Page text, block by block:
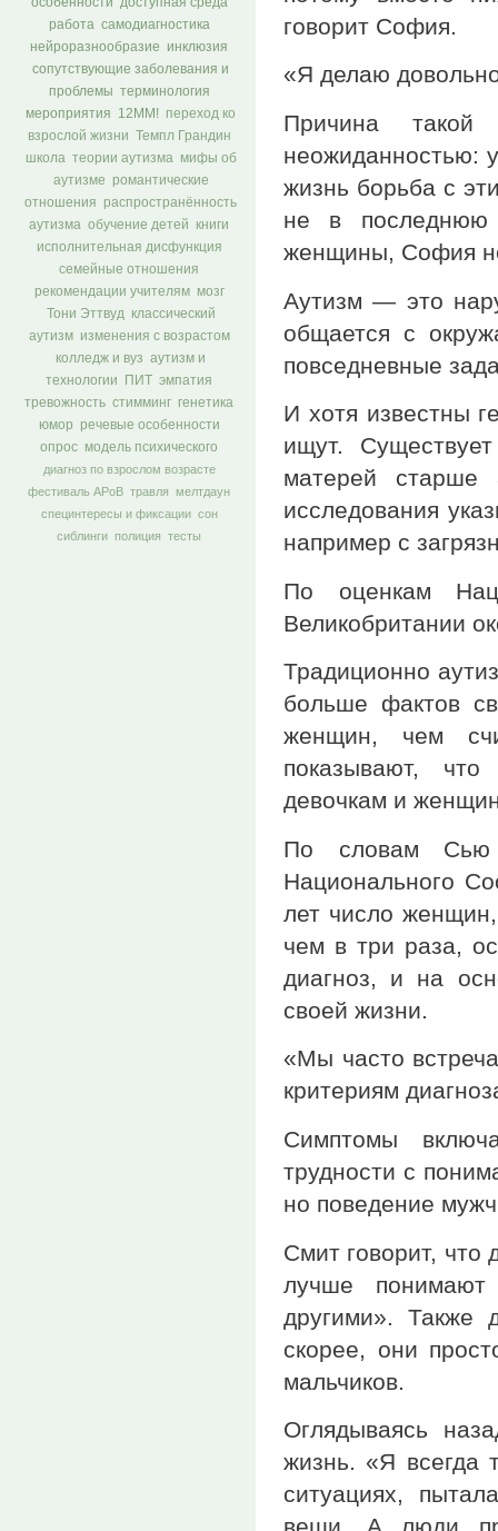
работа самодиагностика
нейроразнообразие инклюзия
сопутствующие заболевания и
проблемы терминология
мероприятия 12ММ! переход ко
взрослой жизни
Темпл Грандин
школа теории аутизма
мифы об
аутизме
романтические
отношения
распространённость
аутизма обучение детей
книги
исполнительная дисфункция
семейные отношения
рекомендации учителям
мозг
Тони Эттвуд
классический
аутизм
изменения с возрастом
колледж и вуз аутизм и
технологии
ПИТ
эмпатия
тревожность стимминг генетика
юмор
речевые особенности
опрос модель психического
диагноз по взрослом возрасте
фестиваль АРоВ травля мелтдаун
специнтересы и фиксации сон
сиблинги полиция тесты
говорит София.
«Я делаю
Причина такой
неожиданностью:
жизнь борьба с
не в последнюю
женщины, София
Аутизм — это
общается с
повседневные
И хотя известны
ищут.
матерей
исследования
например с
По оценкам
Великобритании
Традиционно
больше фактов
женщин, чем
показывают,
девочкам и
По словам Сью
Национального
лет число
чем в три раза,
диагноз, и на
своей жизни.
«Мы часто
критериям
Симптомы
трудности с
но поведение
Смит говорит, что
лучше
другими». Также
скорее, они
мальчиков.
Оглядываясь
жизнь. «Я всегда
ситуациях,